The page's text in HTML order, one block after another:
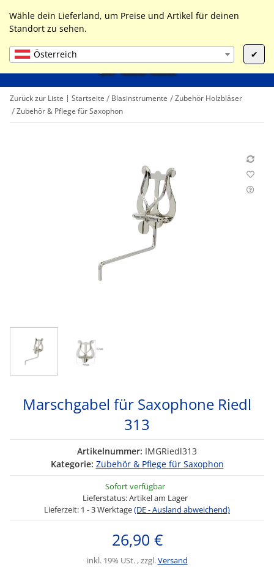
Wähle dein Lieferland, um Preise und Artikel für deinen
Standort zu sehen.
Österreich ✔
Liste ist leer
Zurück zur Liste Startseite Blasinstrumente
Zubehör Holzbläser
Zubehör & Pflege für Saxophon
Marschgabel für Saxophone Riedl
313
Artikelnummer: IMGRiedl313
Kategorie: Zubehör & Pflege für Saxophon
Sofort verfügbar
Lieferstatus: Artikel am Lager
Lieferzeit: 1 - 3 Werktage(DE - Ausland abweichend)
26,90 €
inkl. 19% USt. , zzgl.Versand